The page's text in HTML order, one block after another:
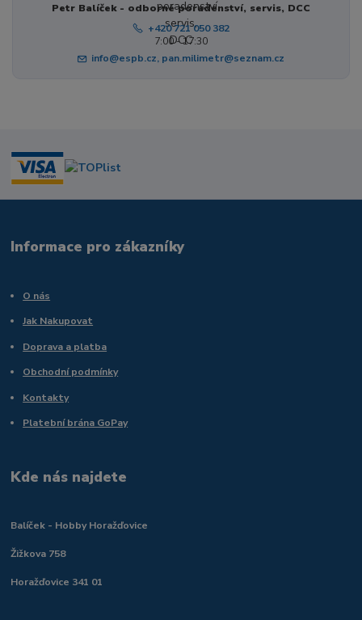
Petr Balíček - odborné poradenství, servis, DCC
+420 721 050 382
7:00 - 17:30
info@espb.cz, pan.milimetr@seznam.cz
Informace pro zákazníky
O nás
Jak Nakupovat
Doprava a platba
Obchodní podmínky
Kontakty
Platební brána GoPay
Kde nás najdete
Balíček - Hobby Horažďovice
Žižkova 758
Horažďovice 341 01